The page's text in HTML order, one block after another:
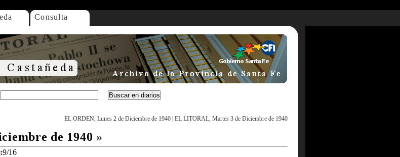
Consulta
EL ORDEN, Lunes 2 de Diciembre de 1940 EL LITORAL, Martes 3 de Diciembre de 1940
de 1940 »
9/16